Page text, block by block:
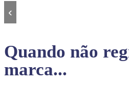
‹
Quando não
marca...